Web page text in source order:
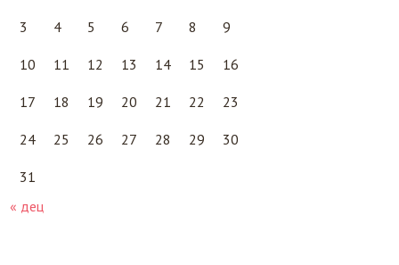
3 4 5 6 7 8 9
10 11 12 13 14 15 16
17 18 19 20 21 22 23
24 25 26 27 28 29 30
31
« дец